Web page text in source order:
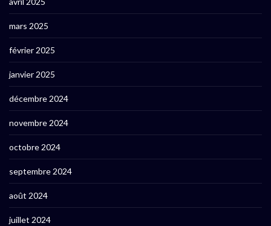
mars 2025
février 2025
janvier 2025
décembre 2024
novembre 2024
octobre 2024
septembre 2024
août 2024
juillet 2024